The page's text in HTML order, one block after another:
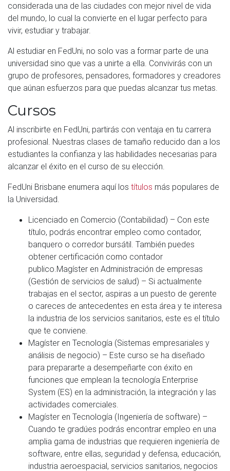
considerada una de las ciudades con mejor nivel de vida
del mundo, lo cual la convierte en el lugar perfecto para
vivir, estudiar y trabajar.
Al estudiar en FedUni, no solo vas a formar parte de una
universidad sino que vas a unirte a ella. Convivirás con un
grupo de profesores, pensadores, formadores y creadores
que aúnan esfuerzos para que puedas alcanzar tus metas.
Cursos
Al inscribirte en FedUni, partirás con ventaja en tu carrera
profesional. Nuestras clases de tamaño reducido dan a los
estudiantes la confianza y las habilidades necesarias para
alcanzar el éxito en el curso de su elección.
FedUni Brisbane enumera aquí los títulos más populares de
la Universidad.
Licenciado en Comercio (Contabilidad) – Con este
título, podrás encontrar empleo como contador,
banquero o corredor bursátil. También puedes
obtener certificación como contador
publico.Magíster en Administración de empresas
(Gestión de servicios de salud) – Si actualmente
trabajas en el sector, aspiras a un puesto de gerente
o careces de antecedentes en esta área y te interesa
la industria de los servicios sanitarios, este es el título
que te conviene.
Magíster en Tecnología (Sistemas empresariales y
análisis de negocio) – Este curso se ha diseñado
para prepararte a desempeñarte con éxito en
funciones que emplean la tecnología Enterprise
System (ES) en la administración, la integración y las
actividades comerciales.
Magíster en Tecnología (Ingeniería de software) –
Cuando te gradúes podrás encontrar empleo en una
amplia gama de industrias que requieren ingeniería de
software, entre ellas, seguridad y defensa, educación,
industria aeroespacial, servicios sanitarios, negocios